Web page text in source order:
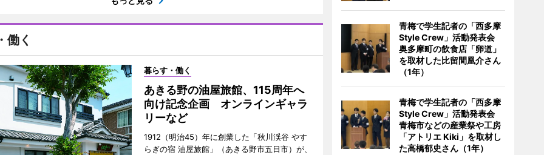
働く
暮らす・働く
あきる野の油屋旅館、115周年へ
向け記念企画 オンラインギャラ
リーなど
1912（明治45）年に創業した「秋川渓谷 やす
らぎの宿 油屋旅館」（あきる野市五日市）が、
青梅で学生記者の「西多摩
Style Crew」活動発表会
奥多摩町の飲食店「卵道」
を取材した比留間凰介さん
（1年）
青梅で学生記者の「西多摩
Style Crew」活動発表会
青梅市などの産業祭や工房
「アトリエ Kiki」を取材し
た高橋郁史さん（1年）